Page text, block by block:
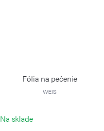
Fólia na pečenie
WEIS
Na sklade